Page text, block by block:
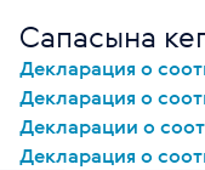
Сапасына
Декларация о
Декларация о
Декларации о
Декларация о